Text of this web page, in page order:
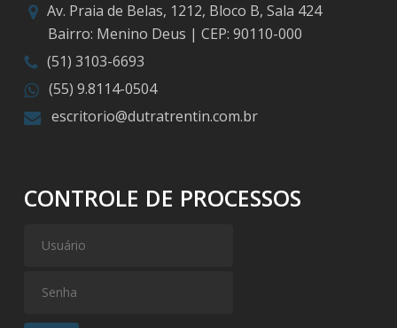
Av. Praia de Belas, 1212, Bloco B, Sala 424
Bairro: Menino Deus | CEP: 90110-000
(51) 3103-6693
(55) 9.8114-0504
escritorio@dutratrentin.com.br
CONTROLE DE PROCESSOS